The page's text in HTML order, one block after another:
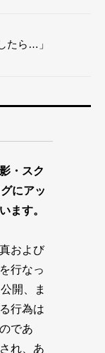
たら…」
・スク
にアッ
ます。
および
行なっ
開、ま
行為は
であ
れ、あ